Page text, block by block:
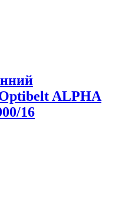
ALPHA
16